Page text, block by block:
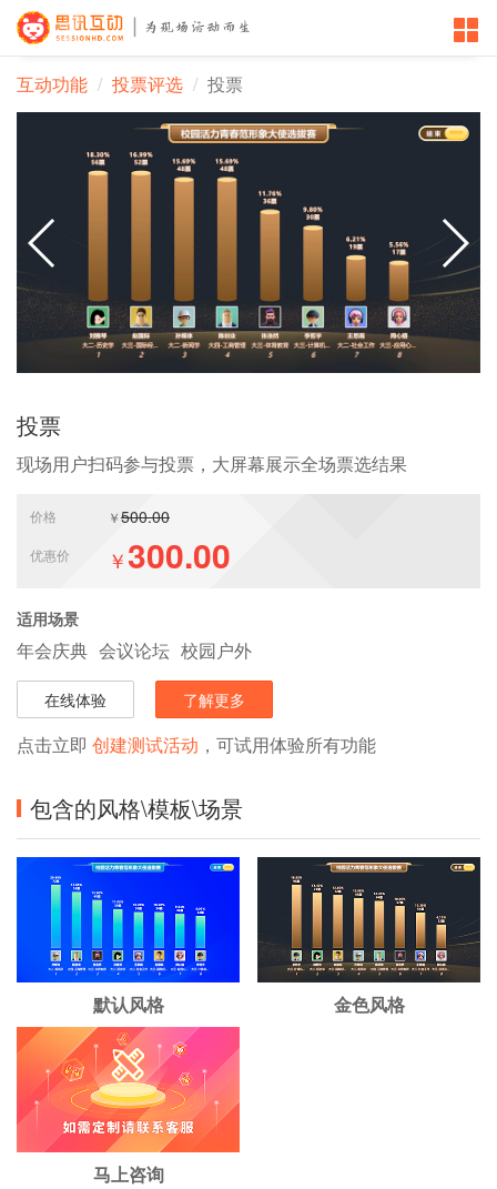
互动功能 投票评选 投票
投票
现场用户扫码参与投票，大屏幕展示全场票选结果
价格 ￥500.00
优惠价 ￥300.00
适用场景
年会庆典 会议论坛 校园户外
在线体验 了解更多
点击立即 创建测试活动 ，可试用体验所有功能
包含的风格\模板\场景
默认风格 金色风格
马上咨询